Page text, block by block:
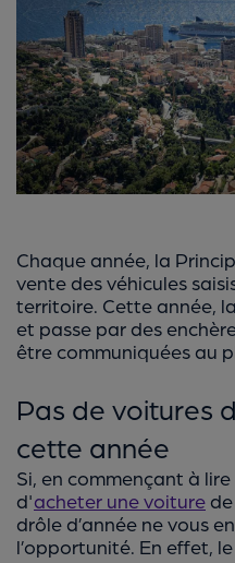
Chaque année, la
vente des véhicules
territoire. Cette année,
et passe par des
être communiquées au
Pas de voitures
cette année
Si, en commençant à
d'acheter une voiture
drôle d’année ne vous
l’opportunité. En effet,